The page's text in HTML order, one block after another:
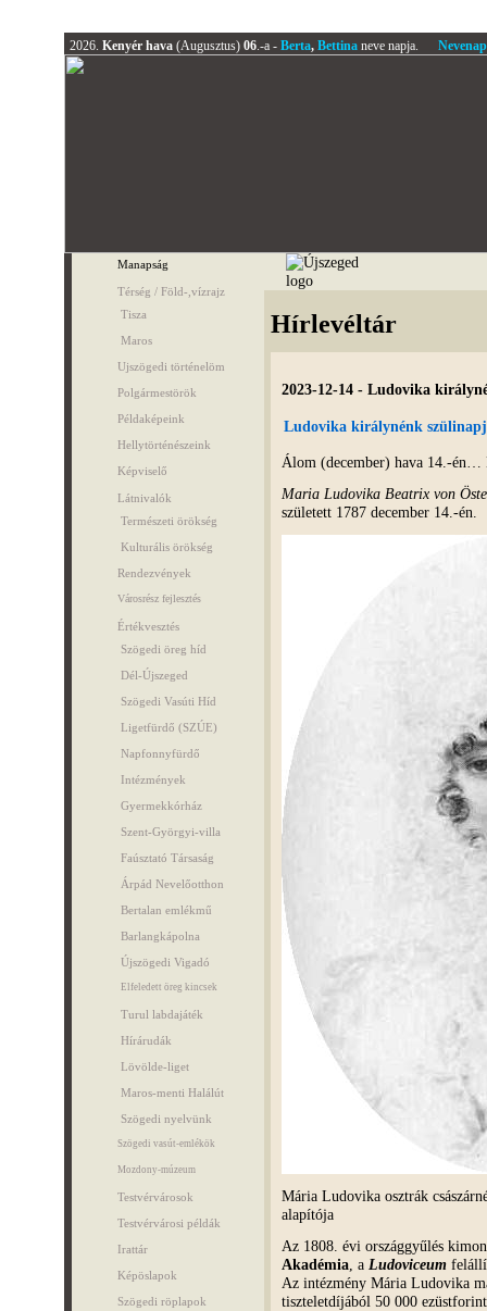
2026. Kenyér hava (Augusztus) 06.-a - Berta, Bettinaneve napja.
Manapság
Térség / Föld-,vízrajz
Tisza
Maros
Ujszögedi történelöm
Polgármestörök
Példaképeink
Hellytörténészeink
Képviselő
Látnivalók
Természeti örökség
Kulturális örökség
Rendezvények
Városrész fejlesztés
Értékvesztés
Szögedi öreg híd
Dél-Újszeged
Szögedi Vasúti Híd
Ligetfürdő (SZÚE)
Napfonnyfürdő
Intézmények
Gyermekkórház
Szent-Györgyi-villa
Faúsztató Társaság
Árpád Nevelőotthon
Bertalan emlékmű
Barlangkápolna
Újszögedi Vigadó
Elfeledett öreg kincsek
Turul labdajáték
Hírárudák
Lövölde-liget
Maros-menti Halálút
Szögedi nyelvünk
Szögedi vasút-emlékök
Mozdony-múzeum
Testvérvárosok
Testvérvárosi példák
Irattár
Képöslapok
Szögedi röplapok
Hírlevéltár
2023-12-14 - Ludovika
Ludovika királynénk
Álom (december) hava 14.-én…
Maria Ludovika Beatrix von
született 1787 december 14.-én.
Mária Ludovika osztrák
alapítója
Az 1808. évi országgyűlés
Akadémia, a Ludoviceum
Az intézmény Mária Ludovika
tiszteletdíjából 50 000